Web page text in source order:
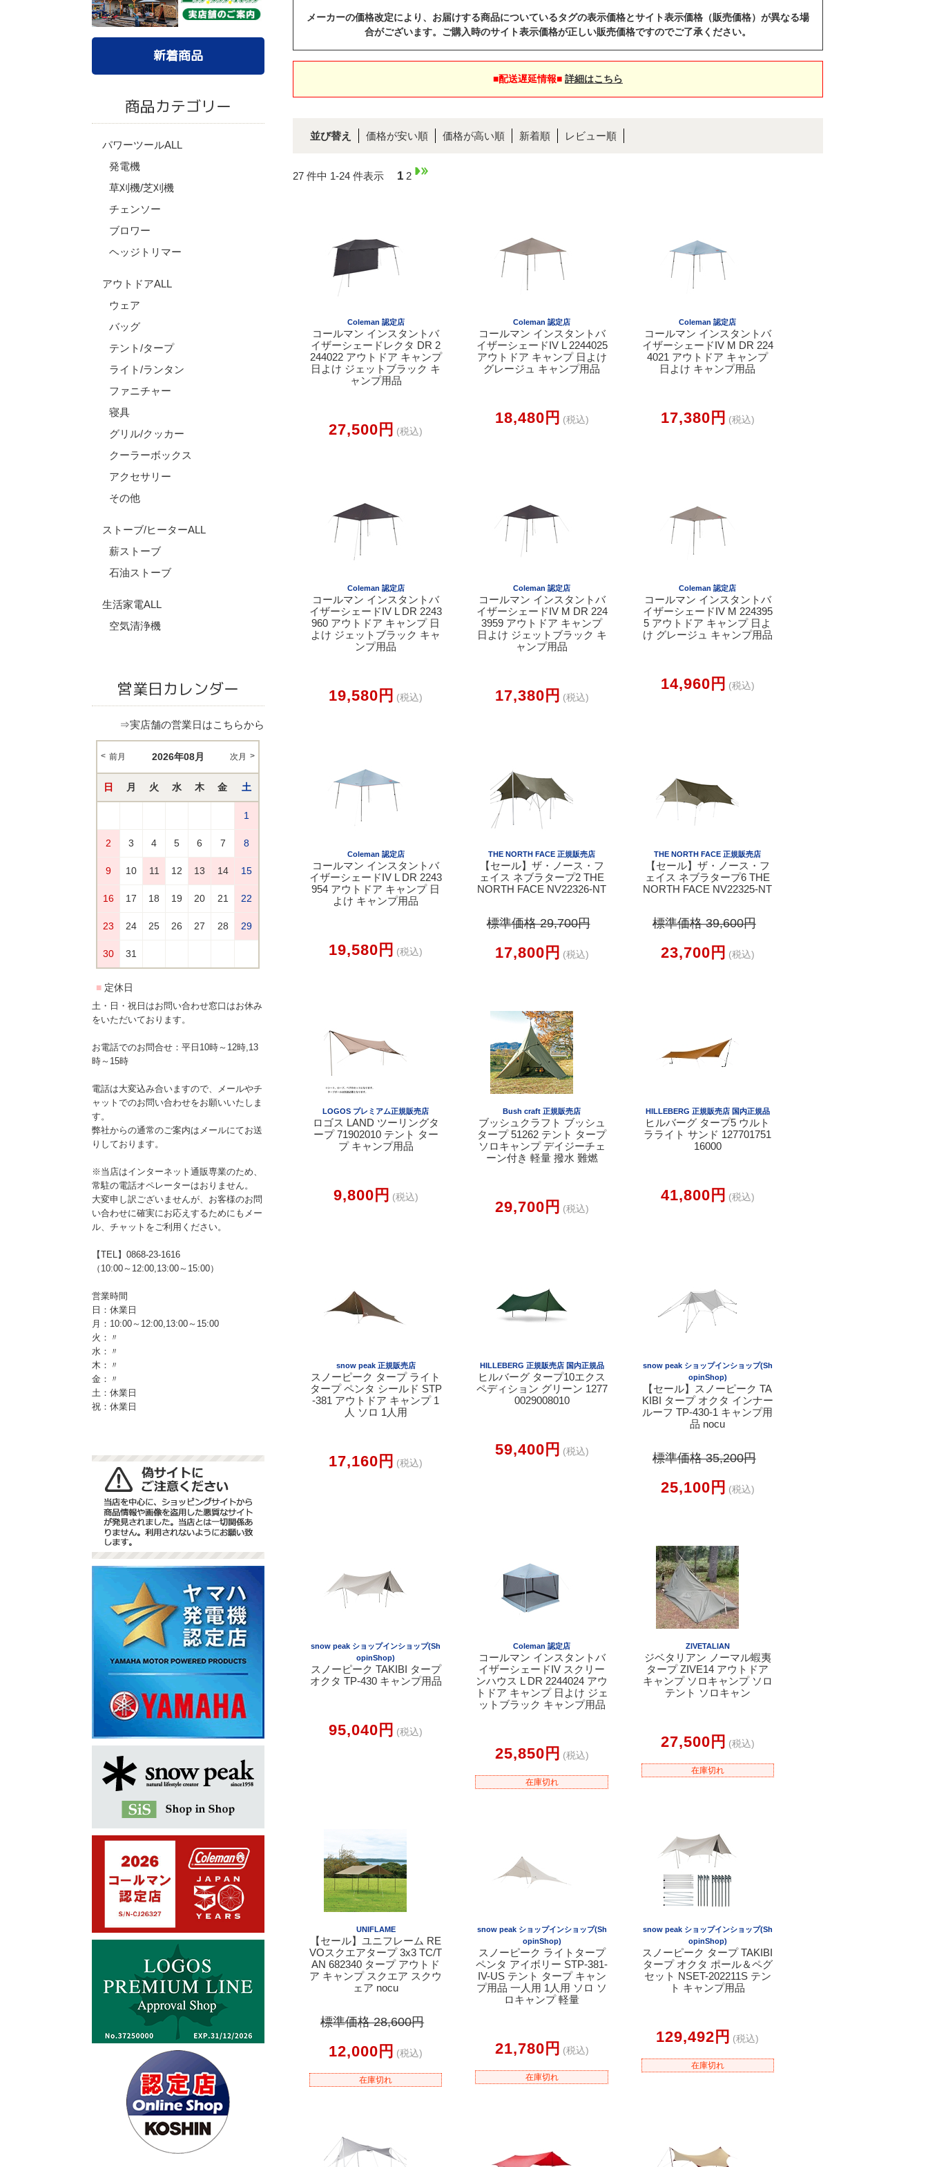
新着商品
商品カテゴリー
パワーツールALL
発電機
草刈機/芝刈機
チェンソー
ブロワー
ヘッジトリマー
アウトドアALL
ウェア
バッグ
テント/タープ
ライト/ランタン
ファニチャー
寝具
グリル/クッカー
クーラーボックス
アクセサリー
その他
ストーブ/ヒーターALL
薪ストーブ
石油ストーブ
生活家電ALL
空気清浄機
営業日カレンダー
⇒実店舗の営業日はこちらから
土・日・祝日はお問い合わせ窓口はお休み
をいただいております。
お電話でのお問合せ：平日10時～12時,13
時～15時
電話は大変込み合いますので、メールやチ
ャットでのお問い合わせをお願いいたしま
す。
弊社からの通常のご案内はメールにてお送
りしております。
※当店はインターネット通販専業のため、
常駐の電話オペレーターはおりません。
大変申し訳ございませんが、お客様のお問
い合わせに確実にお応えするためにもメー
ル、チャットをご利用ください。
【TEL】0868-23-1616
（10:00～12:00,13:00～15:00）
営業時間
日：休業日
月：10:00～12:00,13:00～15:00
火：〃
水：〃
木：〃
金：〃
土：休業日
祝：休業日
メーカーの価格改定により、お届けする商品についているタグの表示価格とサイト表示価格（販売価格）が異なる場
合がございます。ご購入時のサイト表示価格が正しい販売価格ですのでご了承ください。
■配送遅延情報■ 詳細はこちら
並び替え 価格が安い順 価格が高い順 新着順 レビュー順
27 件中 1-24 件表示 1 2
Coleman 認定店
コールマン インスタントバ
イザーシェードレクタ DR 2
244022 アウトドア キャンプ
日よけ ジェットブラック キ
ャンプ用品
27,500円 (税込)
Coleman 認定店
コールマン インスタントバ
イザーシェードIV L 2244025
アウトドア キャンプ 日よけ
グレージュ キャンプ用品
18,480円 (税込)
Coleman 認定店
コールマン インスタントバ
イザーシェードIV M DR 224
4021 アウトドア キャンプ
日よけ キャンプ用品
17,380円 (税込)
Coleman 認定店
コールマン インスタントバ
イザーシェードIV L DR 2243
960 アウトドア キャンプ 日
よけ ジェットブラック キャ
ンプ用品
19,580円 (税込)
Coleman 認定店
コールマン インスタントバ
イザーシェードIV M DR 224
3959 アウトドア キャンプ
日よけ ジェットブラック キ
ャンプ用品
17,380円 (税込)
Coleman 認定店
コールマン インスタントバ
イザーシェードIV M 224395
5 アウトドア キャンプ 日よ
け グレージュ キャンプ用品
14,960円 (税込)
Coleman 認定店
コールマン インスタントバ
イザーシェードIV L DR 2243
954 アウトドア キャンプ 日
よけ キャンプ用品
19,580円 (税込)
THE NORTH FACE 正規販売店
【セール】ザ・ノース・フ
ェイス ネブラタープ2 THE
NORTH FACE NV22326-NT
標準価格 29,700円
17,800円 (税込)
THE NORTH FACE 正規販売店
【セール】ザ・ノース・フ
ェイス ネブラタープ6 THE
NORTH FACE NV22325-NT
標準価格 39,600円
23,700円 (税込)
LOGOS プレミアム正規販売店
ロゴス LAND ツーリングタ
ープ 71902010 テント ター
プ キャンプ用品
9,800円 (税込)
Bush craft 正規販売店
ブッシュクラフト ブッシュ
タープ 51262 テント タープ
ソロキャンプ デイジーチェ
ーン付き 軽量 撥水 難燃
29,700円 (税込)
HILLEBERG 正規販売店 国内正規品
ヒルバーグ タープ5 ウルト
ラライト サンド 127701751
16000
41,800円 (税込)
snow peak 正規販売店
スノーピーク タープ ライト
タープ ペンタ シールド STP
-381 アウトドア キャンプ 1
人 ソロ 1人用
17,160円 (税込)
HILLEBERG 正規販売店 国内正規品
ヒルバーグ タープ10エクス
ペディション グリーン 1277
0029008010
59,400円 (税込)
snow peak ショップインショップ(Sh
opinShop)
【セール】スノーピーク TA
KIBI タープ オクタ インナー
ルーフ TP-430-1 キャンプ用
品 nocu
標準価格 35,200円
25,100円 (税込)
snow peak ショップインショップ(Sh
opinShop)
スノーピーク TAKIBI タープ
オクタ TP-430 キャンプ用品
95,040円 (税込)
Coleman 認定店
コールマン インスタントバ
イザーシェードIV スクリー
ンハウス L DR 2244024 アウ
トドア キャンプ 日よけ ジェ
ットブラック キャンプ用品
25,850円 (税込)
在庫切れ
ZIVETALIAN
ジベタリアン ノーマル蝦夷
タープ ZIVE14 アウトドア
キャンプ ソロキャンプ ソロ
テント ソロキャン
27,500円 (税込)
在庫切れ
UNIFLAME
【セール】ユニフレーム RE
VOスクエアタープ 3x3 TC/T
AN 682340 タープ アウトド
ア キャンプ スクエア スクウ
ェア nocu
標準価格 28,600円
12,000円 (税込)
在庫切れ
snow peak ショップインショップ(Sh
opinShop)
スノーピーク ライトタープ
ペンタ アイボリー STP-381-
IV-US テント タープ キャン
プ用品 一人用 1人用 ソロ ソ
ロキャンプ 軽量
21,780円 (税込)
在庫切れ
snow peak ショップインショップ(Sh
opinShop)
スノーピーク タープ TAKIBI
タープ オクタ ポール＆ペグ
セット NSET-202211S テン
ト キャンプ用品
129,492円 (税込)
在庫切れ